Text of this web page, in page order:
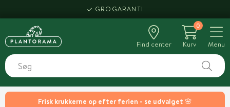
Frisk krukkerne op efter ferien - se udvalget 🌸
GROGARANTI
Find center
0
Kurv
Menu